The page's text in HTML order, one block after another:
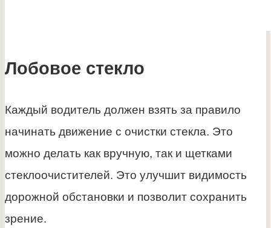
Лобовое стекло
Каждый водитель должен взять за правило
начинать движение с очистки стекла. Это
можно делать как вручную, так и щетками
стеклоочистителей. Это улучшит видимость
дорожной обстановки и позволит сохранить
зрение.